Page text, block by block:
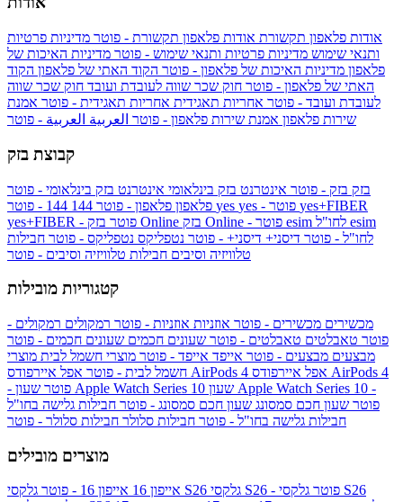
אודות פלאפון תקשורת אודות פלאפון תקשורת - פוטר מדיניות פרטיות
ותנאי שימוש מדיניות פרטיות ותנאי שימוש - פוטר מדיניות האיכות של
פלאפון מדיניות האיכות של פלאפון - פוטר הקוד האתי של פלאפון הקוד
האתי של פלאפון - פוטר חוק שכר שווה לעובדת ועובד חוק שכר שווה
לעובדת ועובד - פוטר אחריות תאגידית אחריות תאגידית - פוטר אמנת
שירות פלאפון אמנת שירות פלאפון - פוטר العربية العربية - פוטר
קבוצת בזק
בזק בזק - פוטר אינטרנט בזק בינלאומי אינטרנט בזק בינלאומי - פוטר
פלאפון פלאפון - פוטר 144 yes
yes+FIBER
yes+FIBER - פוטר בזק Online
esim
לחו"ל - פוטר דיסני+ דיסני+ - פוטר נטפליקס נטפליקס - פוטר חבילות
טלוויזיה וסיבים חבילות טלוויזיה וסיבים - פוטר
קטגוריות מובילות
מכשירים מכשירים - פוטר אוזניות אוזניות - פוטר רמקולים רמקולים -
פוטר טאבלטים טאבלטים - פוטר שעונים חכמים שעונים חכמים - פוטר
מבצעים מבצעים - פוטר אייפד אייפד - פוטר מוצרי חשמל לבית מוצרי
חשמל לבית - פוטר אפל איירפודס AirPods 4 אפל איירפודס AirPods 4
- פוטר שעון Apple Watch Series 10 שעון Apple Watch Series 10 -
פוטר שעון חכם סמסונג שעון חכם סמסונג - פוטר חבילות גלישה בחו"ל
חבילות גלישה בחו"ל - פוטר חבילות סלולר חבילות סלולר - פוטר
מוצרים מובילים
אייפון 16 אייפון 16 - פוטר גלקסי S26 גלקסי S26 - פוטר גלקסי S26